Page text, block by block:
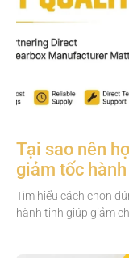
Tại sao nên
giảm tốc
Tìm hiểu cách chọn
hành tinh giúp giảm